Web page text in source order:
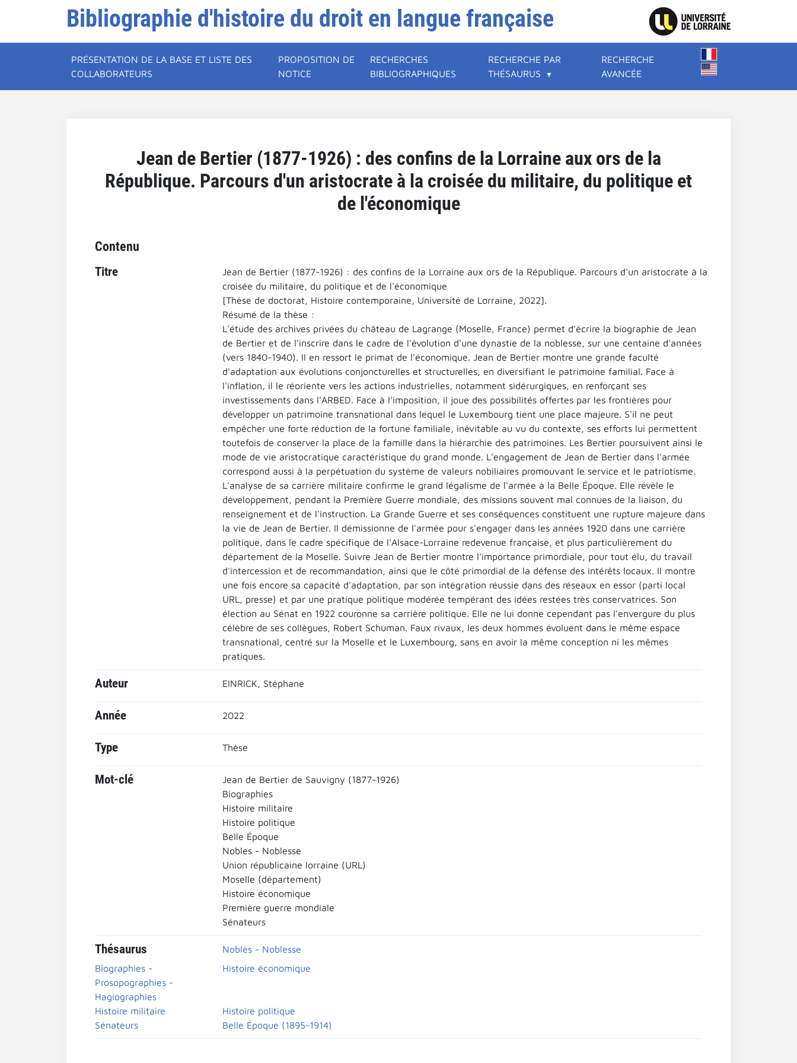
Bibliographie d'histoire du droit en langue française
PRÉSENTATION DE LA BASE ET LISTE DES
COLLABORATEURS
PROPOSITION DE
NOTICE
RECHERCHES
BIBLIOGRAPHIQUES
RECHERCHE PAR
THÉSAURUS
RECHERCHE
AVANCÉE
Jean de Bertier (1877-1926) : des confins de la Lorraine aux ors de la
République. Parcours d'un aristocrate à la croisée du militaire, du politique et
de l'économique
Contenu
Titre
Jean de Bertier (1877-1926) : des confins de la Lorraine aux ors de la République. Parcours d'un aristocrate à la
croisée du militaire, du politique et de l'économique
[Thèse de doctorat, Histoire contemporaine, Université de Lorraine, 2022].
Résumé de la thèse :
L'étude des archives privées du château de Lagrange (Moselle, France) permet d'écrire la biographie de Jean
de Bertier et de l'inscrire dans le cadre de l'évolution d'une dynastie de la noblesse, sur une centaine d'années
(vers 1840-1940). Il en ressort le primat de l'économique. Jean de Bertier montre une grande faculté
d'adaptation aux évolutions conjoncturelles et structurelles, en diversifiant le patrimoine familial. Face à
l'inflation, il le réoriente vers les actions industrielles, notamment sidérurgiques, en renforçant ses
investissements dans l'ARBED. Face à l'imposition, il joue des possibilités offertes par les frontières pour
développer un patrimoine transnational dans lequel le Luxembourg tient une place majeure. S'il ne peut
empêcher une forte réduction de la fortune familiale, inévitable au vu du contexte, ses efforts lui permettent
toutefois de conserver la place de la famille dans la hiérarchie des patrimoines. Les Bertier poursuivent ainsi le
mode de vie aristocratique caractéristique du grand monde. L'engagement de Jean de Bertier dans l'armée
correspond aussi à la perpétuation du système de valeurs nobiliaires promouvant le service et le patriotisme.
L'analyse de sa carrière militaire confirme le grand légalisme de l'armée à la Belle Époque. Elle révèle le
développement, pendant la Première Guerre mondiale, des missions souvent mal connues de la liaison, du
renseignement et de l'instruction. La Grande Guerre et ses conséquences constituent une rupture majeure dans
la vie de Jean de Bertier. Il démissionne de l'armée pour s'engager dans les années 1920 dans une carrière
politique, dans le cadre spécifique de l'Alsace-Lorraine redevenue française, et plus particulièrement du
département de la Moselle. Suivre Jean de Bertier montre l'importance primordiale, pour tout élu, du travail
d'intercession et de recommandation, ainsi que le côté primordial de la défense des intérêts locaux. Il montre
une fois encore sa capacité d'adaptation, par son intégration réussie dans des réseaux en essor (parti local
URL, presse) et par une pratique politique modérée tempérant des idées restées très conservatrices. Son
élection au Sénat en 1922 couronne sa carrière politique. Elle ne lui donne cependant pas l'envergure du plus
célèbre de ses collègues, Robert Schuman. Faux rivaux, les deux hommes évoluent dans le même espace
transnational, centré sur la Moselle et le Luxembourg, sans en avoir la même conception ni les mêmes
pratiques.
Auteur EINRICK, Stéphane
Année 2022
Type Thèse
Mot-clé
Jean de Bertier de Sauvigny (1877-1926)
Biographies
Histoire militaire
Histoire politique
Belle Époque
Nobles - Noblesse
Union républicaine lorraine (URL)
Moselle (département)
Histoire économique
Première guerre mondiale
Sénateurs
Thésaurus
Nobles - Noblesse
Biographies -
Prosopographies -
Hagiographies
Histoire économique
Histoire militaire
Histoire politique
Sénateurs
Belle Époque (1895-1914)